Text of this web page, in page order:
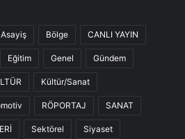
Asayiş Bölge CANLI YAYIN
Eğitim Genel Gündem
Kültür/Sanat
RÖPORTAJ SANAT
Sektörel Siyaset